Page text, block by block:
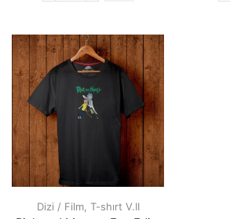
Dizi / Film, T-shırt V.II